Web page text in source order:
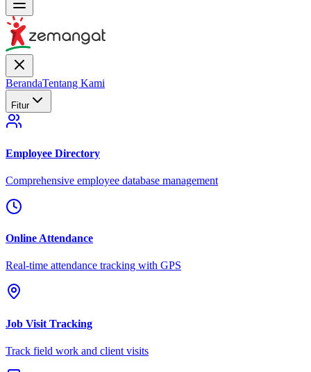
BerandaTentang Kami
Fitur
Employee Directory
Comprehensive employee database management
Online Attendance
Real-time attendance tracking with GPS
Job Visit Tracking
Track field work and client visits